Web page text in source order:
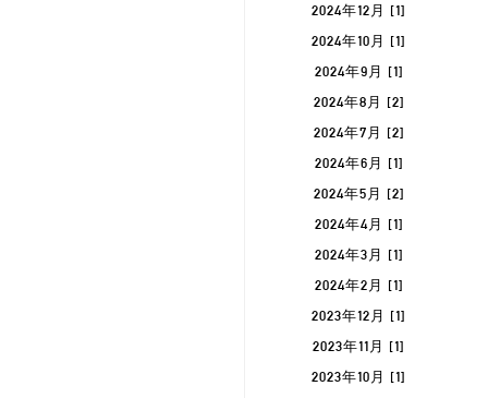
2024年12月 [1]
2024年10月 [1]
2024年9月 [1]
2024年8月 [2]
2024年7月 [2]
2024年6月 [1]
2024年5月 [2]
2024年4月 [1]
2024年3月 [1]
2024年2月 [1]
2023年12月 [1]
2023年11月 [1]
2023年10月 [1]